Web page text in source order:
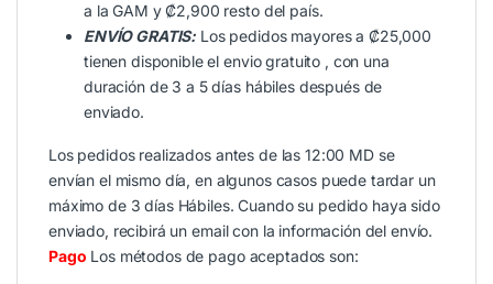
a la GAM y ₡2,900 resto del país.
ENVÍO GRATIS: Los pedidos mayores a ₡25,000
tienen disponible el envio gratuito , con una
duración de 3 a 5 días hábiles después de
enviado.
Los pedidos realizados antes de las 12:00 MD se
envían el mismo día, en algunos casos puede tardar un
máximo de 3 días Hábiles. Cuando su pedido haya sido
enviado, recibirá un email con la información del envío.
Pago Los métodos de pago aceptados son: